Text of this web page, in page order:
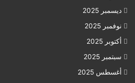
ديسمبر 2025
نوفمبر 2025
أكتوبر 2025
سبتمبر 2025
أغسطس 2025